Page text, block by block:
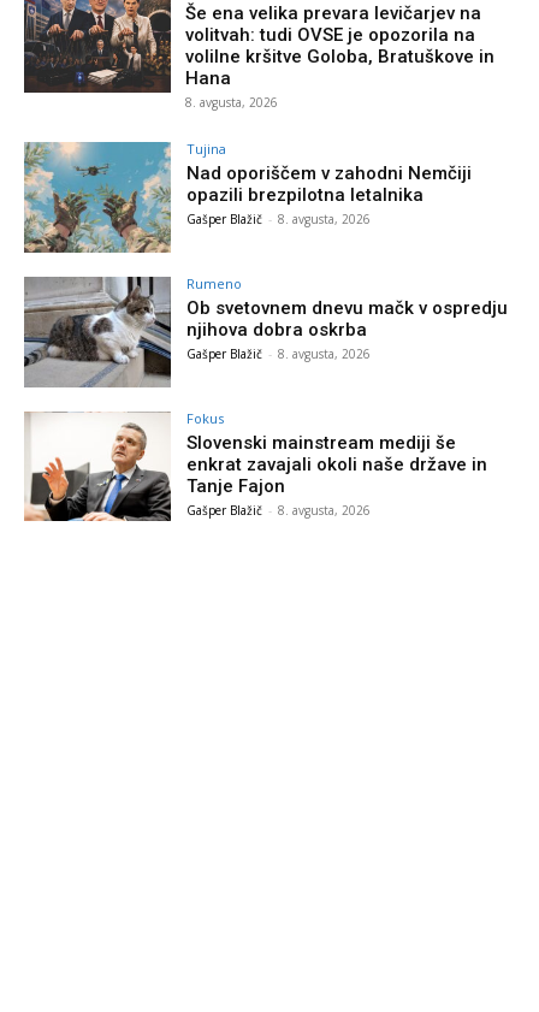
Še ena velika prevara levičarjev na
volitvah: tudi OVSE je opozorila na
volilne kršitve Goloba, Bratuškove in
Hana
8. avgusta, 2026
Tujina
Nad oporiščem v zahodni Nemčiji
opazili brezpilotna letalnika
Gašper Blažič - 8. avgusta, 2026
Rumeno
Ob svetovnem dnevu mačk v ospredju
njihova dobra oskrba
Gašper Blažič - 8. avgusta, 2026
Fokus
Slovenski mainstream mediji še
enkrat zavajali okoli naše države in
Tanje Fajon
Gašper Blažič - 8. avgusta, 2026